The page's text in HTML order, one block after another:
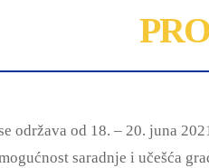
održava od 18. – 20. juna
saradnje i učešća